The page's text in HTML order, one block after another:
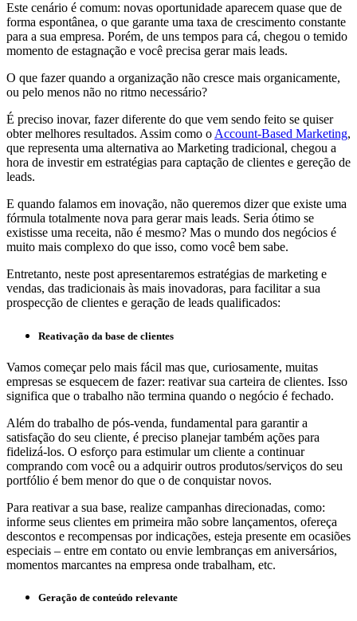
Este cenário é comum: novas oportunidade aparecem quase que de
forma espontânea, o que garante uma taxa de crescimento constante
para a sua empresa. Porém, de uns tempos para cá, chegou o temido
momento de estagnação e você precisa gerar mais leads.
O que fazer quando a organização não cresce mais organicamente,
ou pelo menos não no ritmo necessário?
É preciso inovar, fazer diferente do que vem sendo feito se quiser
obter melhores resultados. Assim como o Account-Based Marketing,
que representa uma alternativa ao Marketing tradicional, chegou a
hora de investir em estratégias para captação de clientes e gereção de
leads.
E quando falamos em inovação, não queremos dizer que existe uma
fórmula totalmente nova para gerar mais leads. Seria ótimo se
existisse uma receita, não é mesmo? Mas o mundo dos negócios é
muito mais complexo do que isso, como você bem sabe.
Entretanto, neste post apresentaremos estratégias de marketing e
vendas, das tradicionais às mais inovadoras, para facilitar a sua
prospecção de clientes e geração de leads qualificados:
Reativação da base de clientes
Vamos começar pelo mais fácil mas que, curiosamente, muitas
empresas se esquecem de fazer: reativar sua carteira de clientes. Isso
significa que o trabalho não termina quando o negócio é fechado.
Além do trabalho de pós-venda, fundamental para garantir a
satisfação do seu cliente, é preciso planejar também ações para
fidelizá-los. O esforço para estimular um cliente a continuar
comprando com você ou a adquirir outros produtos/serviços do seu
portfólio é bem menor do que o de conquistar novos.
Para reativar a sua base, realize campanhas direcionadas, como:
informe seus clientes em primeira mão sobre lançamentos, ofereça
descontos e recompensas por indicações, esteja presente em ocasiões
especiais – entre em contato ou envie lembranças em aniversários,
momentos marcantes na empresa onde trabalham, etc.
Geração de conteúdo relevante